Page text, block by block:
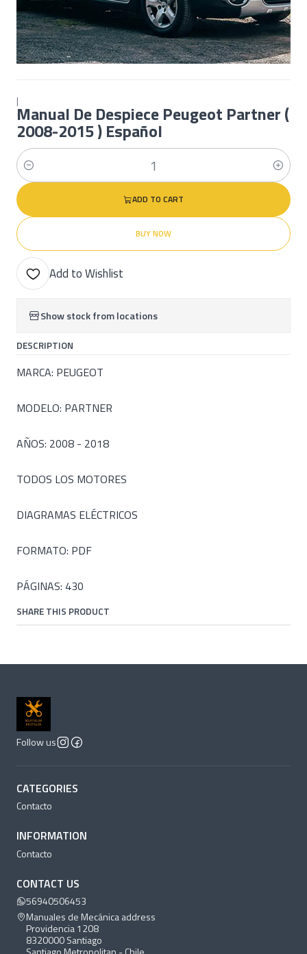
|
Manual De Despiece Peugeot Partner (
2008-2015 ) Español
Quantity
ADD TO CART
BUY NOW
Add to Wishlist
Show stock from locations
DESCRIPTION
MARCA: PEUGEOT
MODELO: PARTNER
AÑOS: 2008 - 2018
TODOS LOS MOTORES
DIAGRAMAS ELÉCTRICOS
FORMATO: PDF
PÁGINAS: 430
SHARE THIS PRODUCT
Follow us
CATEGORIES
Contacto
INFORMATION
Contacto
CONTACT US
56940506453
Manuales de Mecánica address
Providencia 1208
8320000 Santiago